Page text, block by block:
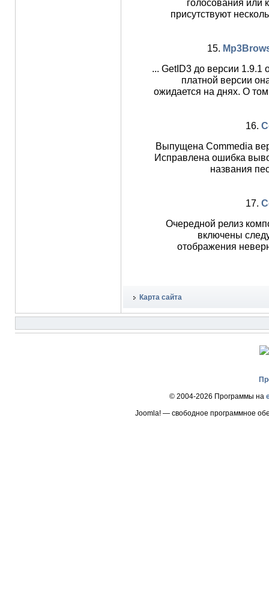
голосования или
присутствуют
15.
... GetID3 до версии 1.9.1
платной версии
ожидается на днях. О
16.
Выпущена Commedia
Исправлена ошибка
названия
17.
Очередной релиз
включены
отображения
Карта сайта
© 2004-2026 Программы на
Joomla! — свободное программное